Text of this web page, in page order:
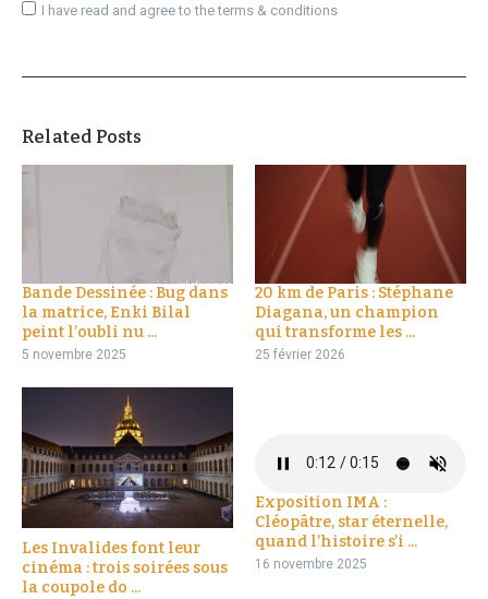
I have read and agree to the terms & conditions
Related Posts
Bande Dessinée : Bug dans
la matrice, Enki Bilal
peint l’oubli nu ...
5 novembre 2025
20 km de Paris : Stéphane
Diagana, un champion
qui transforme les ...
25 février 2026
Les Invalides font leur
cinéma : trois soirées sous
la coupole do ...
Exposition IMA :
Cléopâtre, star éternelle,
quand l’histoire s’i ...
16 novembre 2025